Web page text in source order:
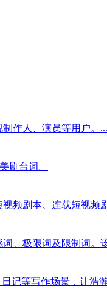
作人、演员等用户。...
剧台词。
频剧本、连载短视频
、极限词及限制词。
记等写作场景，让浩